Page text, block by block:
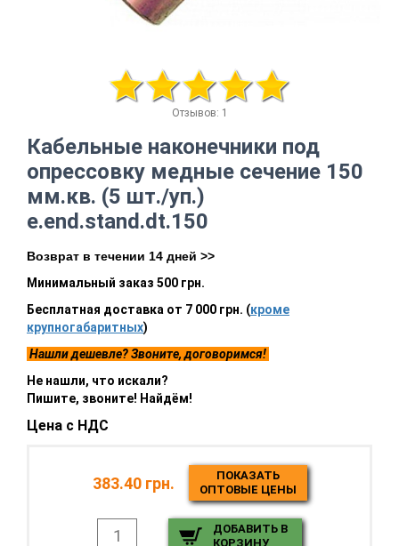
Отзывов: 1
Кабельные наконечники под
опрессовку медные сечение 150
мм.кв. (5 шт./уп.)
e.end.stand.dt.150
Возврат в течении 14 дней >>
Минимальный заказ 500 грн.
Бесплатная доставка от 7 000 грн. (кроме
крупногабаритных)
Нашли дешевле? Звоните, договоримся!
Не нашли, что искали?
Пишите, звоните! Найдём!
Цена с НДС
383.40 грн.
ПОКАЗАТЬ
ОПТОВЫЕ ЦЕНЫ
ДОБАВИТЬ В
КОРЗИНУ